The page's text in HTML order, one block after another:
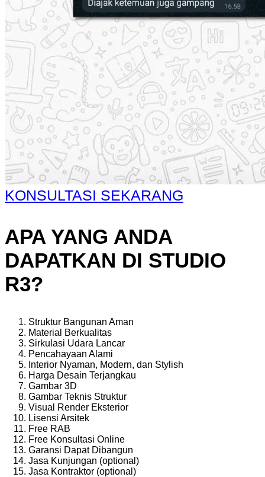
KONSULTASI SEKARANG
APA YANG ANDA
DAPATKAN DI STUDIO
R3?
Struktur Bangunan Aman
Material Berkualitas
Sirkulasi Udara Lancar
Pencahayaan Alami
Interior Nyaman, Modern, dan Stylish
Harga Desain Terjangkau
Gambar 3D
Gambar Teknis Struktur
Visual Render Eksterior
Lisensi Arsitek
Free RAB
Free Konsultasi Online
Garansi Dapat Dibangun
Jasa Kunjungan (optional)
Jasa Kontraktor (optional)